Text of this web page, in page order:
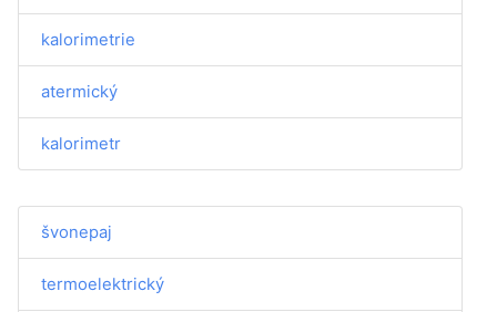
kalorimetrie
atermický
kalorimetr
švonepaj
termoelektrický